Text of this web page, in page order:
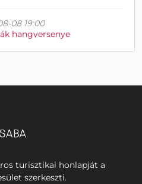
08 19:00
hangversenye
turisztikai honlapját a
szerkeszti.